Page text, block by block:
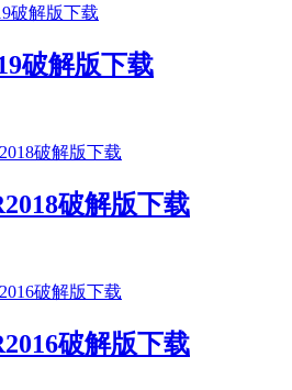
破解版下载
破解版下载
破解版下载